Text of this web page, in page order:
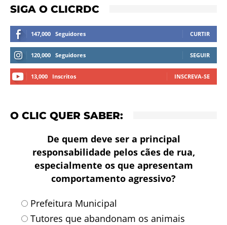
SIGA O CLICRDC
147,000 Seguidores CURTIR
120,000 Seguidores SEGUIR
13,000 Inscritos INSCREVA-SE
O CLIC QUER SABER:
De quem deve ser a principal
responsabilidade pelos cães de rua,
especialmente os que apresentam
comportamento agressivo?
Prefeitura Municipal
Tutores que abandonam os animais